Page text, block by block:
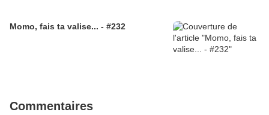
Momo, fais ta valise... - #232
Commentaires